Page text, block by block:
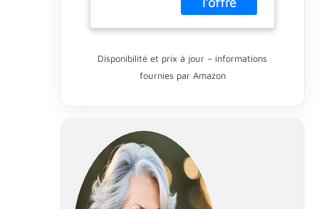
pour créer un lit
matériau sur le
dessus pour les
chiens qui
Les traversins en
mousse de
soutien sur le
matelas créent
Disponibilité et prix à jour – informations
fournies par Amazon